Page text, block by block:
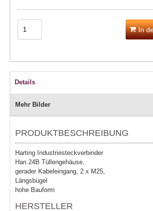
In
Details
Mehr Bilder
PRODUKTBESCHREIBUNG
Harting Industriesteckverbinder
Han 24B Tüllengehäuse,
gerader Kabeleingang, 2 x M25,
Längsbügel
hohe Bauform
HERSTELLER